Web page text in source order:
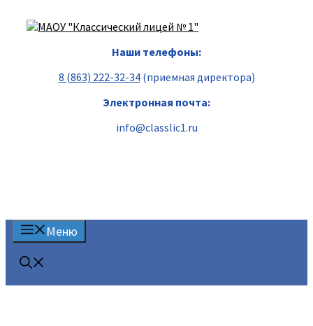
Наши телефоны:
8 (863) 222-32-34(приемная директора)
Электронная почта:
info@classlic1.ru
Меню